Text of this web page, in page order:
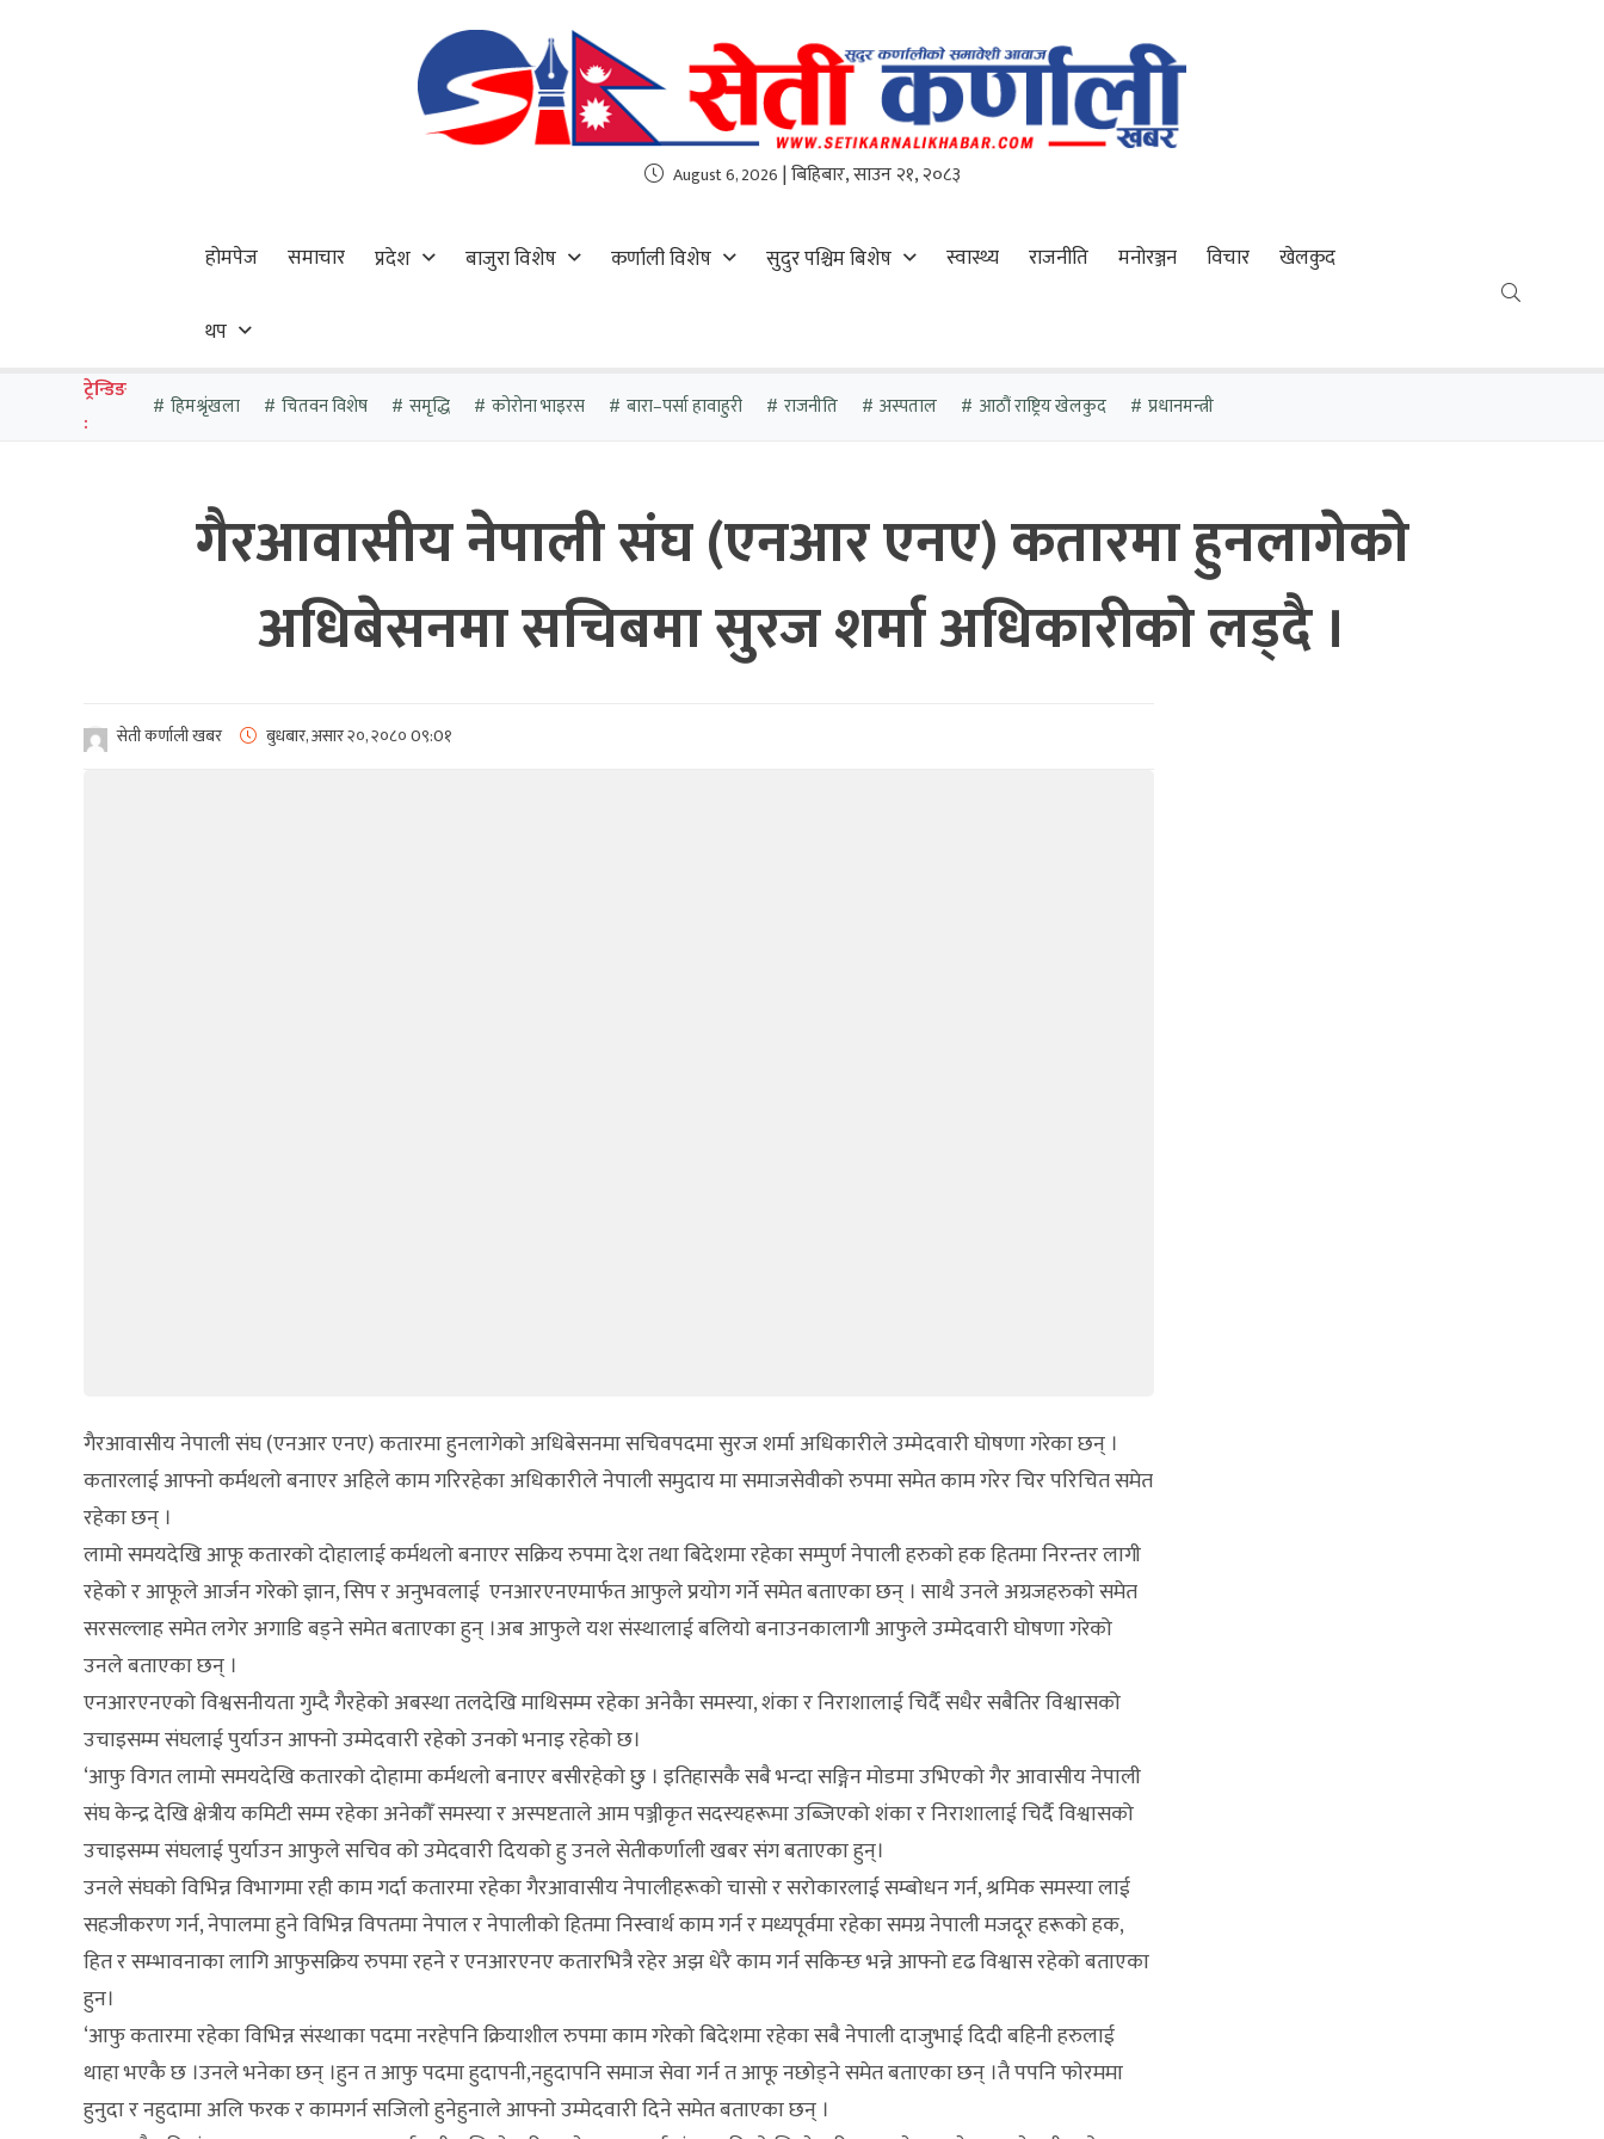
August 6, 2026 | बिहिबार, साउन २१, २०८३
होमपेज समाचार प्रदेश बाजुरा विशेष कर्णाली विशेष सुदुर पश्चिम बिशेष स्वास्थ्य राजनीति मनोरञ्जन विचार खेलकुद
थप
ट्रेन्डिङ
:
हिमश्रृंखला चितवन विशेष समृद्धि कोरोना भाइरस बारा–पर्सा हावाहुरी राजनीति अस्पताल आठौं राष्ट्रिय खेलकुद प्रधानमन्त्री
गैरआवासीय नेपाली संघ (एनआर एनए) कतारमा हुनलागेकाे
अधिबेसनमा सचिबमा सुरज शर्मा अधिकारीकाे लड्दै ।
सेती कर्णाली खबर बुधबार, असार २०, २०८०0९:0१
गैरआवासीय नेपाली संघ (एनआर एनए) कतारमा हुनलागेकाे अधिबेसनमा सचिवपदमा सुरज शर्मा अधिकारीले उम्मेदवारी घोषणा गरेका छन् ।
कतारलाई आफ्नाे कर्मथलो बनाएर अहिले काम गरिरहेका अधिकारीले नेपाली समुदाय मा समाजसेवीको रुपमा समेत काम गरेर चिर परिचित समेत
रहेका छन् ।
लामो समयदेखि आफू कतारको दोहालाई कर्मथलो बनाएर सक्रिय रुपमा देश तथा बिदेशमा रहेका सम्पुर्ण नेपाली हरुकाे हक हितमा निरन्तर लागी
रहेको र आफूले आर्जन गरेको ज्ञान, सिप र अनुभवलाई एनआरएनएमार्फत आफुले प्रयाेग गर्ने समेत बताएका छन् । साथै उनले अग्रजहरुकाे समेत
सरसल्लाह समेत लगेर अगाडि बड्ने समेत बताएका हुन् ।अब आफुले यश संस्थालाई बलियाे बनाउनकालागी आफुले उम्मेदवारी घोषणा गरेको
उनले बताएका छन् ।
एनआरएनएको विश्वसनीयता गुम्दै गैरहेको अबस्था तलदेखि माथिसम्म रहेका अनेकैा समस्या, शंका र निराशालाई चिर्दै सधैर सबैतिर विश्वासको
उचाइसम्म संघलाई पुर्याउन आफ्नो उम्मेदवारी रहेको उनको भनाइ रहेकाे छ।
‘आफु विगत लामो समयदेखि कतारको दोहामा कर्मथलो बनाएर बसीरहेको छु । इतिहासकै सबै भन्दा सङ्गिन मोडमा उभिएको गैर आवासीय नेपाली
संघ केन्द्र देखि क्षेत्रीय कमिटी सम्म रहेका अनेकौँ समस्या र अस्पष्टताले आम पञ्जीकृत सदस्यहरूमा उब्जिएको शंका र निराशालाई चिर्दै विश्वासको
उचाइसम्म संघलाई पुर्याउन आफुले सचिव को उमेदवारी दियको हु उनले सेतीकर्णाली खबर संग बताएका हुन्।
उनले संघको विभिन्न विभागमा रही काम गर्दा कतारमा रहेका गैरआवासीय नेपालीहरूको चासो र सरोकारलाई सम्बोधन गर्न, श्रमिक समस्या लाई
सहजीकरण गर्न, नेपालमा हुने विभिन्न विपतमा नेपाल र नेपालीको हितमा निस्वार्थ काम गर्न र मध्यपूर्वमा रहेका समग्र नेपाली मजदूर हरूको हक,
हित र सम्भावनाका लागि आफुसक्रिय रुपमा रहने र एनआरएनए कतारभित्रै रहेर अझ धेरै काम गर्न सकिन्छ भन्ने आफ्नो दृढ विश्वास रहेको बताएका
हुन।
‘आफु कतारमा रहेका विभिन्न संस्थाका पदमा नरहेपनि क्रियाशील रुपमा काम गरेको बिदेशमा रहेका सबै नेपाली दाजुभाई दिदी बहिनी हरुलाई
थाहा भएकै छ ।उनले भनेका छन् ।हुन त आफु पदमा हुदापनी,नहुदापनि समाज सेवा गर्न त आफू नछाेड्ने समेत बताएका छन् ।तै पपनि फाेरममा
हुनुदा र नहुदामा अलि फरक र कामगर्न सजिलाे हुनेहुनाले आफ्नाे उम्मेदवारी दिने समेत बताएका छन् ।